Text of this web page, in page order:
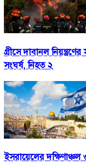
গ্রীসে দাবানল
সংঘর্ষ, নিহত ২
ইসরায়েলের